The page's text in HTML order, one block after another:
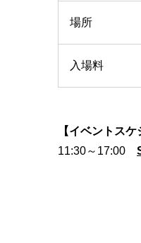
場所
入場料
【イベントスケ
11:30～17:00